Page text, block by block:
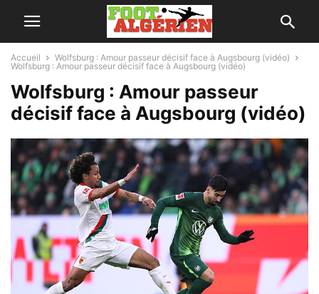
Accueil
Wolfsburg : Amour passeur décisif face à Augsbourg (vidéo)
Wolfsburg : Amour passeur décisif face à Augsbourg (vidéo)
Wolfsburg : Amour passeur
décisif face à Augsbourg (vidéo)